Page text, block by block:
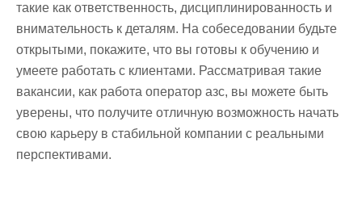
такие как ответственность, дисциплинированность и
внимательность к деталям. На собеседовании будьте
открытыми, покажите, что вы готовы к обучению и
умеете работать с клиентами. Рассматривая такие
вакансии, как работа оператор азс, вы можете быть
уверены, что получите отличную возможность начать
свою карьеру в стабильной компании с реальными
перспективами.